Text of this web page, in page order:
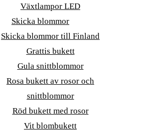
Växtlampor LED
Skicka blommor
Skicka blommor till Finland
Grattis bukett
Gula snittblommor
Rosa bukett av rosor och
snittblommor
Röd bukett med rosor
Vit blombukett